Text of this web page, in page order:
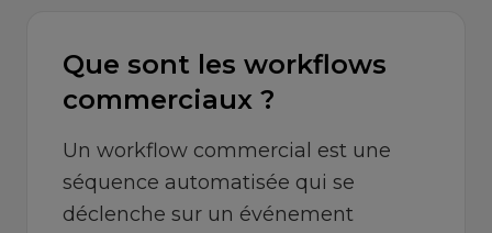
Que sont les workflows
commerciaux ?
Un workflow commercial est une
séquence automatisée qui se
déclenche sur un événement